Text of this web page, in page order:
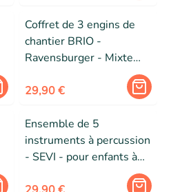
Coffret de 3 engins de
chantier BRIO -
Ravensburger - Mixte
29,90 €
Ensemble de 5
instruments à percussion
- SEVI - pour enfants à